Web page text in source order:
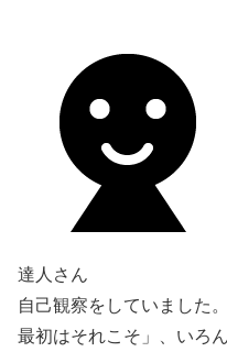
達人さん
自己観察をしていました。
最初はそれこそ」、いろ